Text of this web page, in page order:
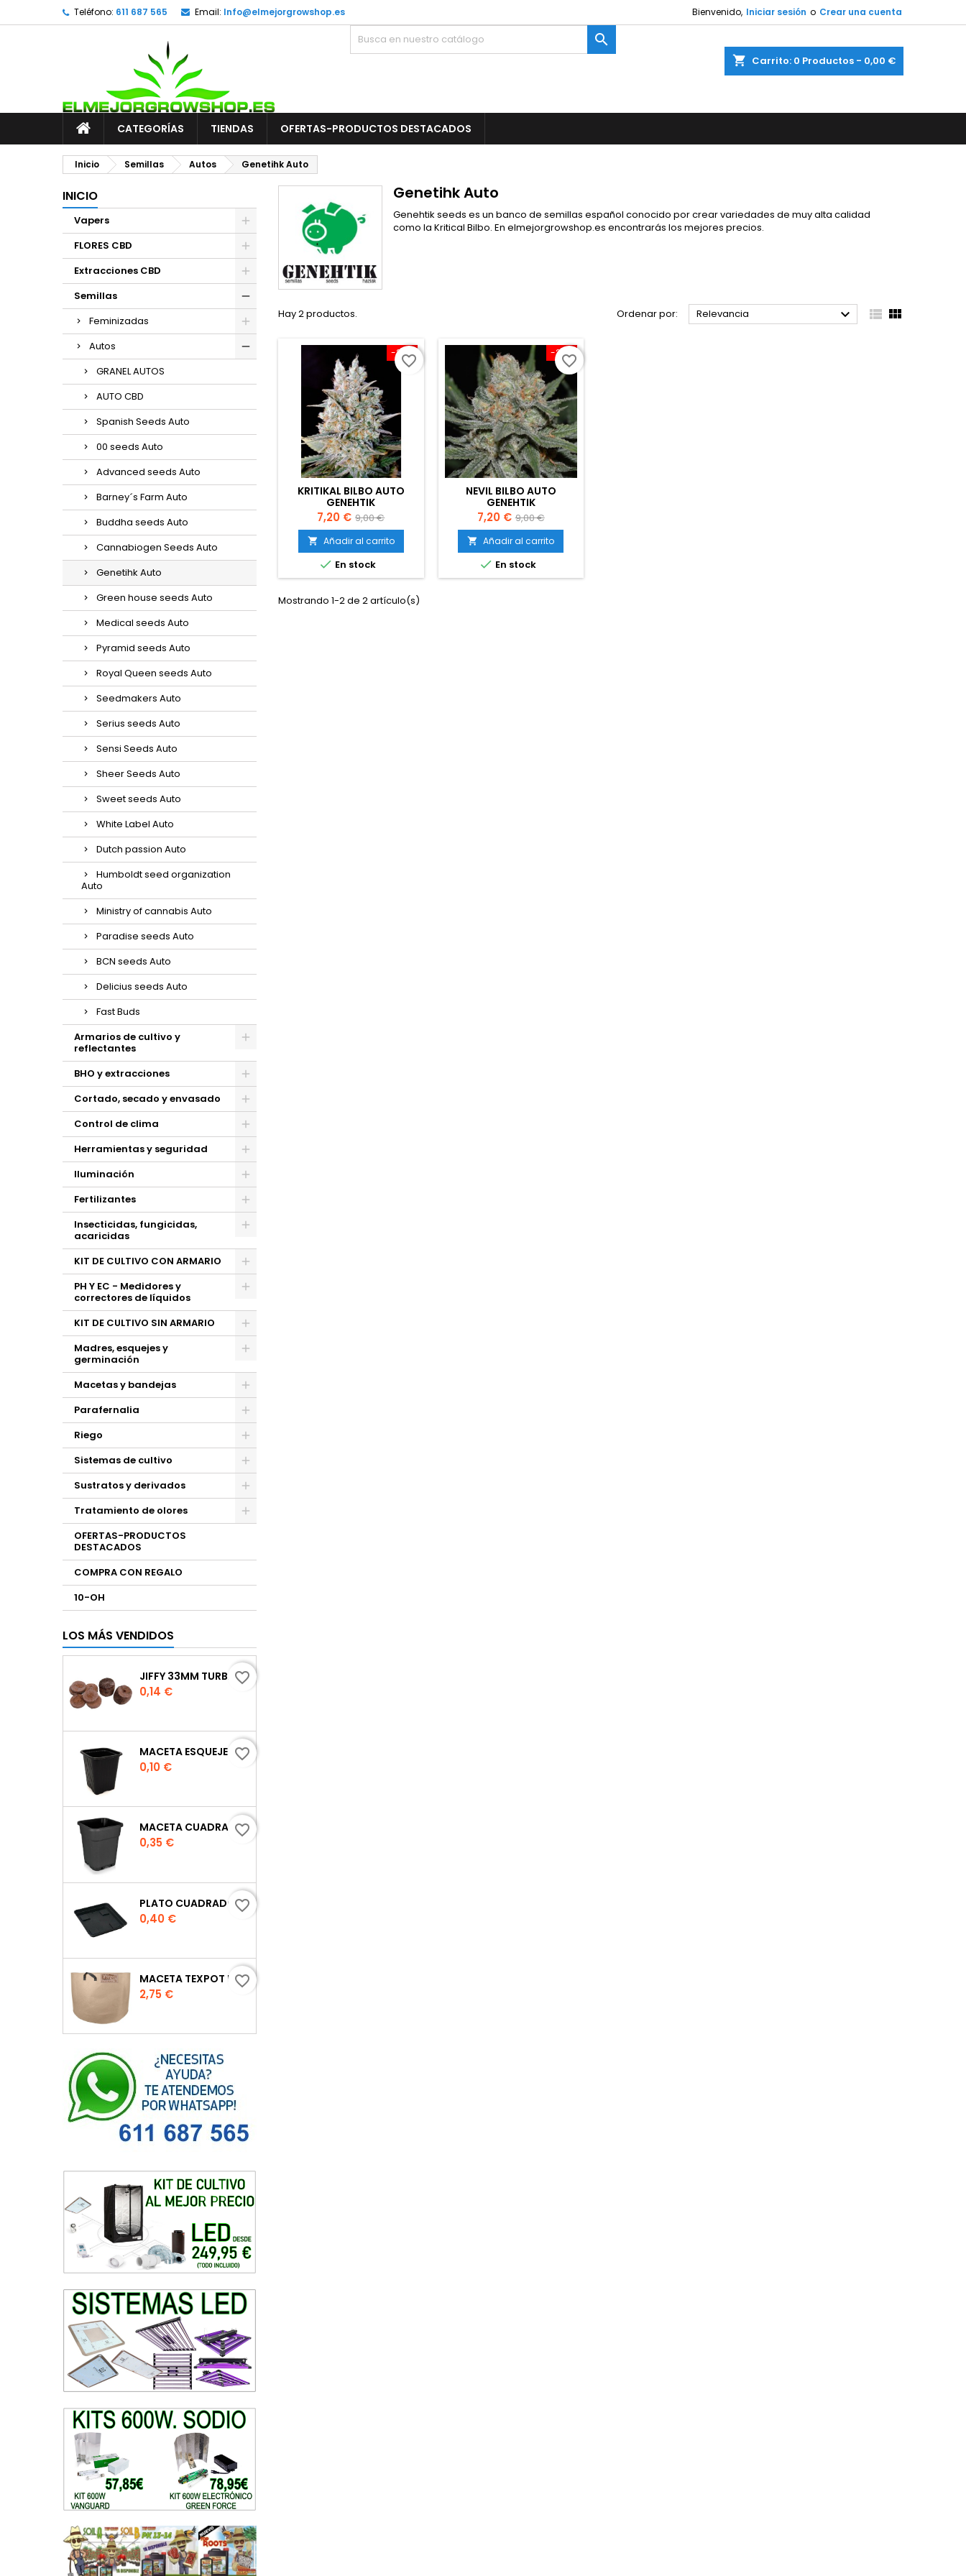
Teléfono: 611 687 565 Email: Info@elmejorgrowshop.es Bienvenido, Iniciar sesión o Crear una cuenta
shopping_cart Carrito: 0 Productos - 0,00 €

CATEGORÍAS TIENDAS OFERTAS-PRODUCTOS DESTACADOS
Inicio Semillas Autos Genetihk Auto
INICIO
Vapers
FLORES CBD
Extracciones CBD
Semillas
Feminizadas
Autos
GRANEL AUTOS
AUTO CBD
Spanish Seeds Auto
00 seeds Auto
Advanced seeds Auto
Barney´s Farm Auto
Buddha seeds Auto
Cannabiogen Seeds Auto
Genetihk Auto
Green house seeds Auto
Medical seeds Auto
Pyramid seeds Auto
Royal Queen seeds Auto
Seedmakers Auto
Serius seeds Auto
Sensi Seeds Auto
Sheer Seeds Auto
Sweet seeds Auto
White Label Auto
Dutch passion Auto
Humboldt seed organization
Auto
Ministry of cannabis Auto
Paradise seeds Auto
BCN seeds Auto
Delicius seeds Auto
Fast Buds
Armarios de cultivo y
reflectantes
BHO y extracciones
Cortado, secado y envasado
Control de clima
Herramientas y seguridad
Iluminación
Fertilizantes
Insecticidas, fungicidas,
acaricidas
KIT DE CULTIVO CON ARMARIO
PH Y EC - Medidores y
correctores de líquidos
KIT DE CULTIVO SIN ARMARIO
Madres, esquejes y
germinación
Macetas y bandejas
Parafernalia
Riego
Sistemas de cultivo
Sustratos y derivados
Tratamiento de olores
OFERTAS-PRODUCTOS
DESTACADOS
COMPRA CON REGALO
10-OH
LOS MÁS VENDIDOS
JIFFY 33MM TURBA
Precio
0,14 €
favorite_border
MACETA ESQUEJE 7X7X8 CM.
Precio
0,10 €
favorite_border
MACETA CUADRADA NEGRA
Precio
0,35 €
favorite_border
PLATO CUADRADO PARA MACETA
Precio
0,40 €
favorite_border
MACETA TEXPOT URBAN COLOR ARENA
Precio
2,75 €
favorite_border
Genetihk Auto
Genehtik seeds es un banco de semillas español conocido por crear variedades de muy alta calidad
como la Kritical Bilbo. En elmejorgrowshop.es encontrarás los mejores precios.
Hay 2 productos. Ordenar por: Relevancia   
-20%
KRITIKAL BILBO AUTO
GENEHTIK
Precio
7,20 € Precio
base
9,00 €
 Añadir al carrito
 En stock
favorite_border -20%
NEVIL BILBO AUTO
GENEHTIK
Precio
7,20 € Precio
base
9,00 €
 Añadir al carrito
 En stock
favorite_border
Mostrando 1-2 de 2 artículo(s)